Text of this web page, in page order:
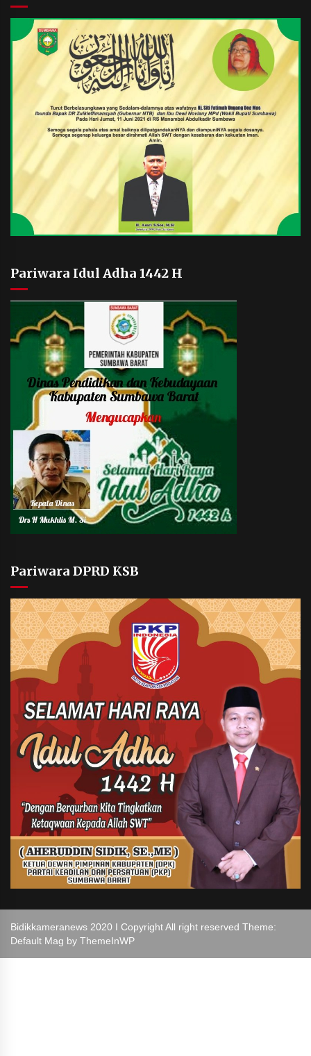
Pariwara Idul Adha 1442 H
Pariwara DPRD KSB
Bidikkameranews 2020 I Copyright All right reserved Theme:
Default Mag by ThemeInWP